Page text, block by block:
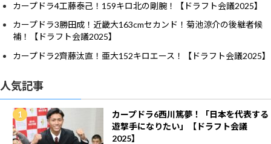
カープドラ4工藤泰己！159キロ北の剛腕！【ドラフト会議2025】
カープドラ3勝田成！近畿大163cmセカンド！菊池涼介の後継者候
補！【ドラフト会議2025】
カープドラ2齊藤汰直！亜大152キロエース！【ドラフト会議2025】
人気記事
カープドラ6西川篤夢！「日本を代表する
遊撃手になりたい」【ドラフト会議
2025】